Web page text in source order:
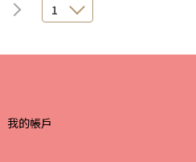
1
我的帳戶